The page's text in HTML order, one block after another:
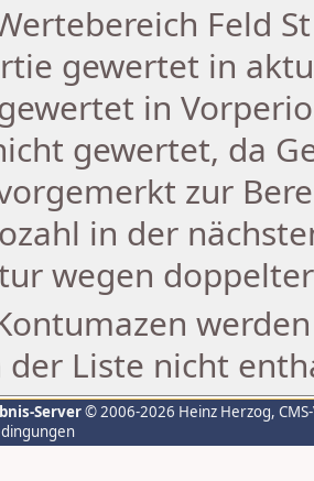
Feld
gewertet in
in
gewertet, da
zur
in der
wegen
der Liste nicht
Server© 2006-2026 Heinz Herzog,